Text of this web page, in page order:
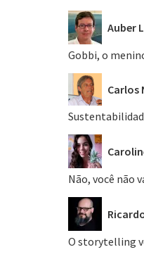
Auber
Gobbi, o
Carlos
Não, você não
O storytelling